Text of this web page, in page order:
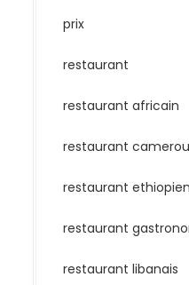
prix
restaurant
restaurant africain
restaurant
restaurant
restaurant
restaurant libanais